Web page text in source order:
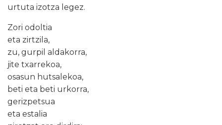
urtuta izotza legez.
Zori odoltia
eta zirtzila,
zu, gurpil aldakorra,
jite txarrekoa,
osasun hutsalekoa,
beti eta beti urkorra,
gerizpetsua
eta estalia